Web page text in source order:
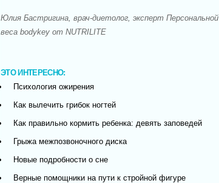
Юлия Бастригина, врач-диетолог, эксперт
веса bodykey от NUTRILITE
ЭТО ИНТЕРЕСНО:
Психология ожирения
Как вылечить грибок ногтей
Как правильно кормить ребенка: девять заповедей
Грыжа межпозвоночного диска
Новые подробности о сне
Верные помощники на пути к стройной фигуре